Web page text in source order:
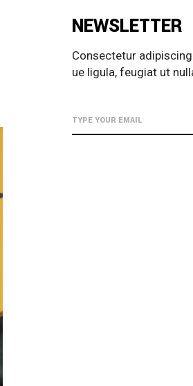
NEWSLETTER
Consectetur
ue ligula, feugiat ut